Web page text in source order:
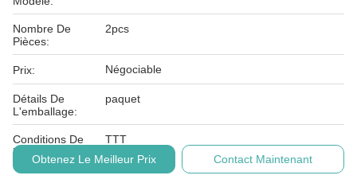
Nombre De
Pièces:
2pcs
Prix: Négociable
Détails De
L'emballage:
paquet
Conditions De
Paiement:
TTT
Obtenez Le Meilleur Prix
Contact Maintenant